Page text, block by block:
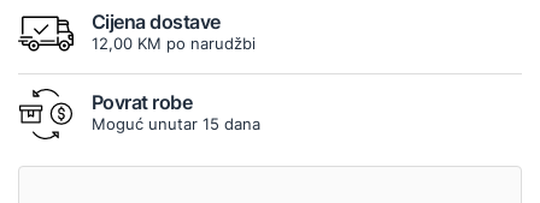
Cijena dostave
12,00 KM po narudžbi
Povrat robe
Moguć unutar 15 dana